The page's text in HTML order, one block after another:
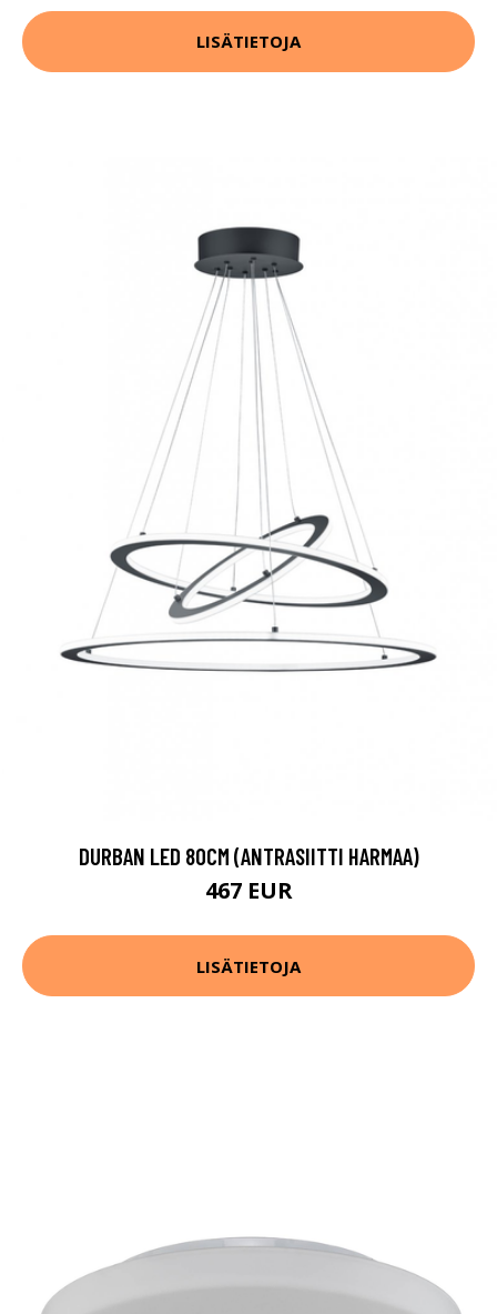
LISÄTIETOJA
DURBAN LED 80CM (ANTRASIITTI HARMAA)
467 EUR
LISÄTIETOJA